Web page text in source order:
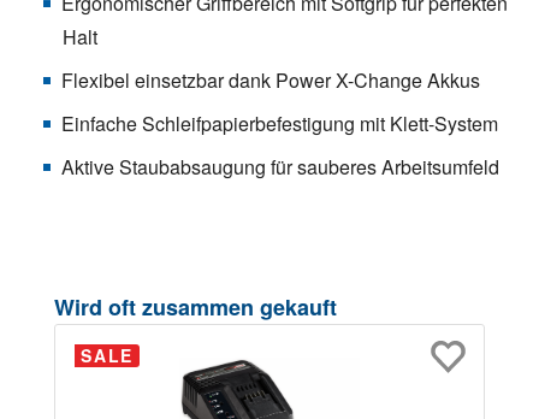
Halt
Flexibel einsetzbar dank Power X-Change Akkus
Einfache Schleifpapierbefestigung mit Klett-System
Aktive Staubabsaugung für sauberes Arbeitsumfeld
Produktgalerie überspringen
Wird oft zusammen gekauft
SALE